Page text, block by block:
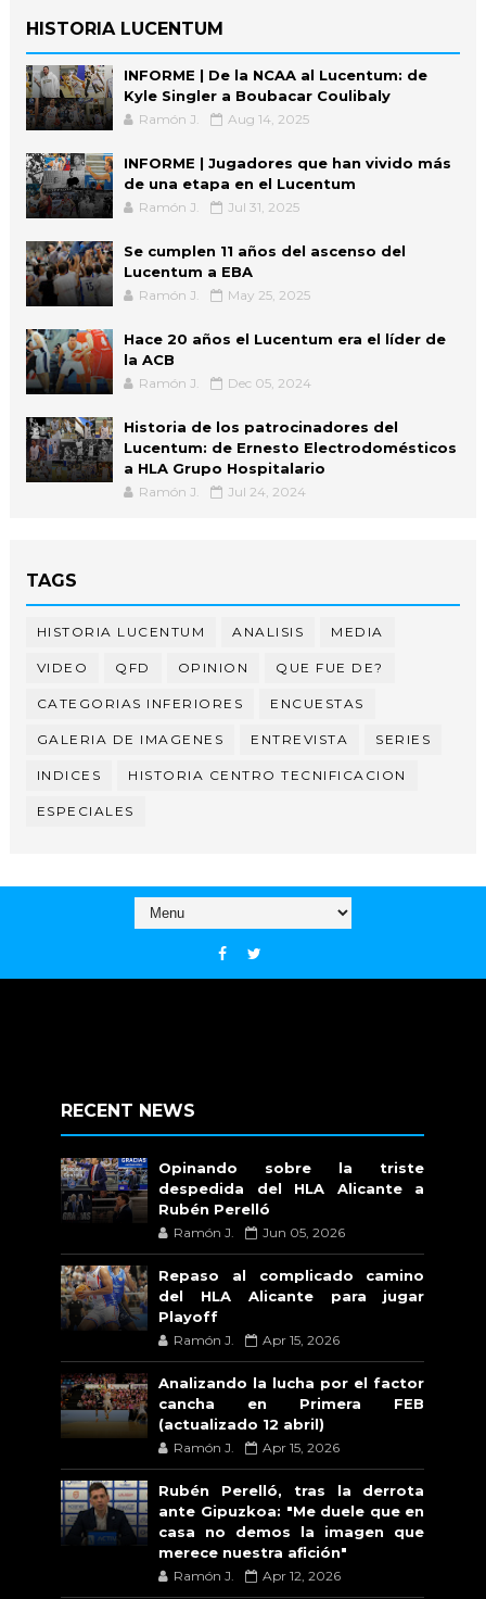
HISTORIA LUCENTUM
INFORME | De la NCAA al Lucentum: de
Kyle Singler a Boubacar Coulibaly
Ramón J. Aug 14, 2025
INFORME | Jugadores que han vivido más
de una etapa en el Lucentum
Ramón J. Jul 31, 2025
Se cumplen 11 años del ascenso del
Lucentum a EBA
Ramón J. May 25, 2025
Hace 20 años el Lucentum era el líder de
la ACB
Ramón J. Dec 05, 2024
Historia de los patrocinadores del
Lucentum: de Ernesto Electrodomésticos
a HLA Grupo Hospitalario
Ramón J. Jul 24, 2024
TAGS
HISTORIA LUCENTUM ANALISIS MEDIA
VIDEO QFD OPINION QUE FUE DE?
CATEGORIAS INFERIORES ENCUESTAS
GALERIA DE IMAGENES ENTREVISTA SERIES
INDICES HISTORIA CENTRO TECNIFICACION
ESPECIALES
RECENT NEWS
Opinando sobre la triste
despedida del HLA Alicante a
Rubén Perelló
Ramón J. Jun 05, 2026
Repaso al complicado camino
del HLA Alicante para jugar
Playoff
Ramón J. Apr 15, 2026
Analizando la lucha por el factor
cancha en Primera FEB
(actualizado 12 abril)
Ramón J. Apr 15, 2026
Rubén Perelló, tras la derrota
ante Gipuzkoa: "Me duele que en
casa no demos la imagen que
merece nuestra afición"
Ramón J. Apr 12, 2026